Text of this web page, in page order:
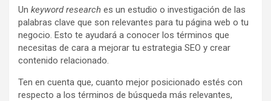
Un keyword research es un estudio o investigación de las
palabras clave que son relevantes para tu página web o tu
negocio. Esto te ayudará a conocer los términos que
necesitas de cara a mejorar tu estrategia SEO y crear
contenido relacionado.
Ten en cuenta que, cuanto mejor posicionado estés con
respecto a los términos de búsqueda más relevantes,